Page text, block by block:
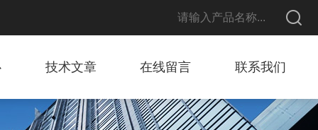
技术文章 在线留言 联系我们